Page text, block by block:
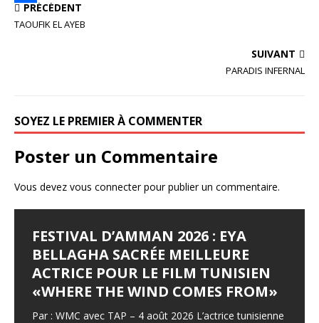
c
k
w
r
P
g
e
PRÉCÉDENT
TAOUFIK EL AYEB
SUIVANT
PARADIS INFERNAL
SOYEZ LE PREMIER À COMMENTER
Poster un Commentaire
Vous devez vous connecterpour publier un commentaire.
FESTIVAL D’AMMAN 2026 : EYA
BELLAGHA SACRÉE MEILLEURE
ACTRICE POUR LE FILM TUNISIEN
«WHERE THE WIND COMES FROM»
Par : WMC avec TAP – 4 août 2026 L’actrice tunisienne